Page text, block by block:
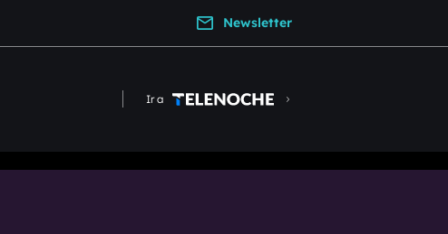
Newsletter
Ir a